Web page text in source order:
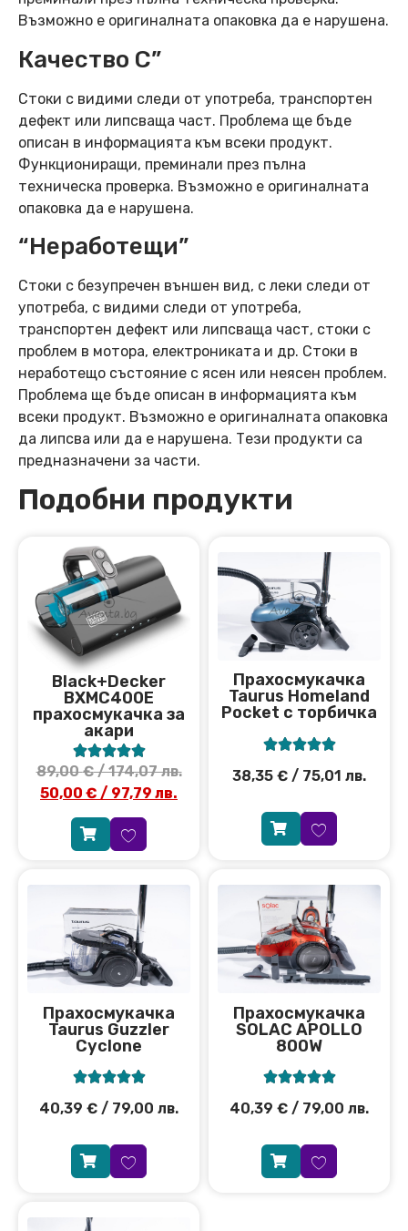
Възможно е оригиналната опаковка да е нарушена.
Качество C”
Стоки с видими следи от употреба, транспортен
дефект или липсваща част. Проблема ще бъде
описан в информацията към всеки продукт.
Функциониращи, преминали през пълна
техническа проверка. Възможно е оригиналната
опаковка да е нарушена.
“Неработещи”
Стоки с безупречен външен вид, с леки следи от
употреба, с видими следи от употреба,
транспортен дефект или липсваща част, стоки с
проблем в мотора, електрониката и др. Стоки в
неработещо състояние с ясен или неясен проблем.
Проблема ще бъде описан в информацията към
всеки продукт. Възможно е оригиналната опаковка
да липсва или да е нарушена. Тези продукти са
предназначени за части.
Подобни продукти
Black+Decker
BXMC400E
прахосмукачка за
акари

89,00€/ 174,07 лв.
50,00 € / 97,79 лв.
Прахосмукачка
Taurus Homeland
Pocket с торбичка

38,35 € / 75,01 лв.
Прахосмукачка
Taurus Guzzler
Cyclone

40,39 € / 79,00 лв.
Прахосмукачка
SOLAC APOLLO
800W

40,39 € / 79,00 лв.